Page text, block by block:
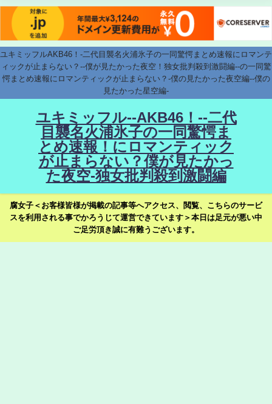
ユキミッフルAKB46！-二代目襲名火浦氷子の一同驚愕まとめ速報にロマンテ
ィックが止まらない？--僕が見たかった夜空！独女批判殺到激闘編--の一同驚
愕まとめ速報にロマンティックが止まらない？-僕の見たかった夜空編--僕の
見たかった星空編-
ユキミッフル--AKB46！--二代
目襲名火浦氷子の一同驚愕ま
とめ速報！にロマンティック
が止まらない？僕が見たかっ
た夜空-独女批判殺到激闘編
腐女子＜お客様皆様が掲載の記事等へアクセス、閲覧、こちらのサービ
スを利用される事でかろうじて運営できています＞本日は足元が悪い中
ご足労頂き誠に有難うございます。